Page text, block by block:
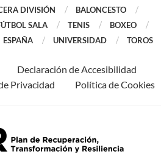
DIVISIÓN
BALONCESTO
SALA TENIS
BOXEO
ESPAÑA UNIVERSIDAD TOROS
Declaración de Accesibilidad
Privacidad
Política de Cookies